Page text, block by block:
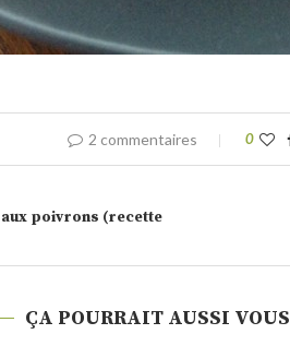
2 commentaires 0
poivrons (recette
ÇA POURRAIT AUSSI